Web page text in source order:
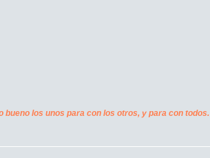
los unos para con los otros, y para con todos.